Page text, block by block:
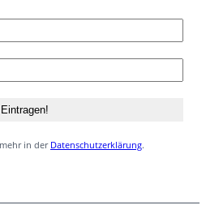
in der Datenschutzerklärung.